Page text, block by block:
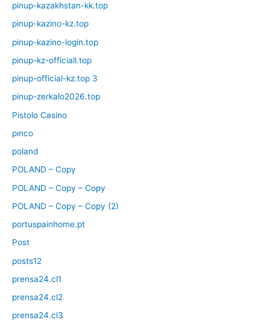
pinup-kazakhstan-kk.top
pinup-kazino-kz.top
pinup-kazino-login.top
pinup-kz-officiall.top
pinup-official-kz.top 3
pinup-zerkalo2026.top
Pistolo Casino
pınco
poland
POLAND – Copy
POLAND – Copy – Copy
POLAND – Copy – Copy (2)
portuspainhome.pt
Post
posts12
prensa24.cl1
prensa24.cl2
prensa24.cl3